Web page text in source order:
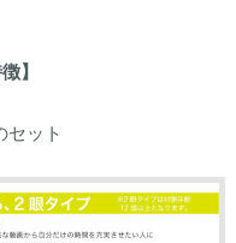
】
セット